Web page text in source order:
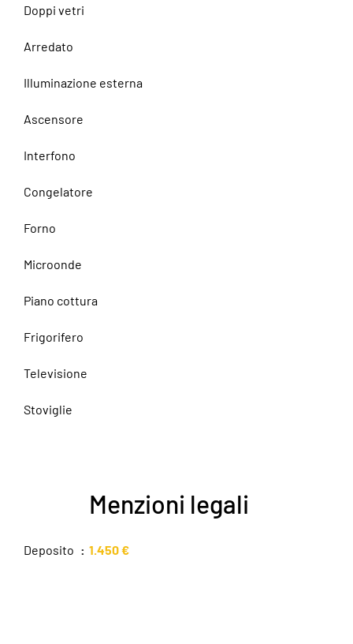
Doppi vetri
Arredato
Illuminazione esterna
Ascensore
Interfono
Congelatore
Forno
Microonde
Piano cottura
Frigorifero
Televisione
Stoviglie
Menzioni legali
Deposito 1.450 €